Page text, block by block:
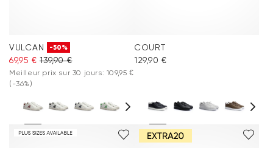
VULCAN -50%
69,95 € 139,90 €
Meilleur prix sur 30 jours: 109,95 €
(-36%)
COURT
129,90 €